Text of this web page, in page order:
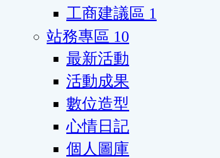
工商建議區 1
站務專區 10
最新活動
活動成果
數位造型
心情日記
個人圖庫